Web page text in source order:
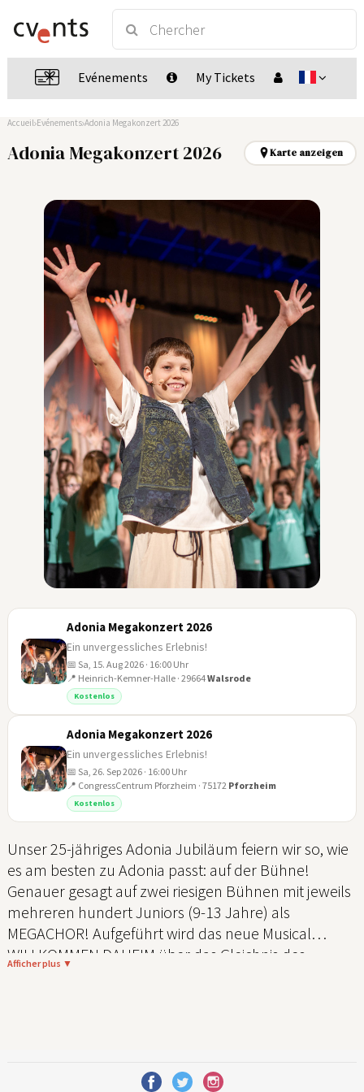
Evénements My Tickets
Accueil Evénements Adonia Megakonzert 2026
Adonia Megakonzert 2026 Karte anzeigen
Adonia Megakonzert 2026
Ein unvergessliches Erlebnis!
📅 Sa, 15. Aug 2026 · 16:00 Uhr
📍 Heinrich-Kemner-Halle · 29664Walsrode
Kostenlos
Adonia Megakonzert 2026
Ein unvergessliches Erlebnis!
📅 Sa, 26. Sep 2026 · 16:00 Uhr
📍 CongressCentrum Pforzheim · 75172 Pforzheim
Kostenlos
Unser 25-jähriges Adonia Jubiläum feiern wir so, wie
es am besten zu Adonia passt: auf der Bühne!
Genauer gesagt auf zwei riesigen Bühnen mit jeweils
mehreren hundert Juniors (9-13 Jahre) als
MEGACHOR! Aufgeführt wird das neue Musical
WILLKOMMEN DAHEIM über das Gleichnis des
verlorenen Sohnes, mit dem die Juniors diesen
Afficher plus ▼